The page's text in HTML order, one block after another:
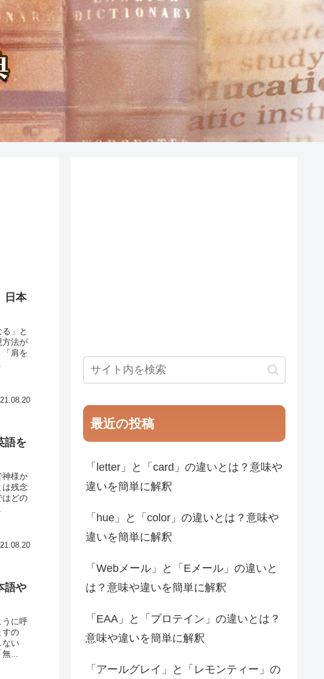
日本
」と
方法が
肩を
語を
神様か
は残念
はどの
語や
うに呼
すの
ない
無...
最近の投稿
「letter」と「card」の違いとは？意味や
違いを簡単に解釈
「hue」と「color」の違いとは？意味や
違いを簡単に解釈
「Webメール」と「Eメール」の違いと
は？意味や違いを簡単に解釈
「EAA」と「プロテイン」の違いとは？
意味や違いを簡単に解釈
「アールグレイ」と「レモンティー」の